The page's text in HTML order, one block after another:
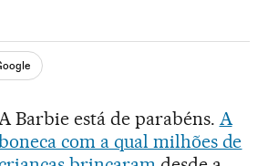
en TwitterRedes Sociales
Barbie está de parabéns. A
com a qual milhões de